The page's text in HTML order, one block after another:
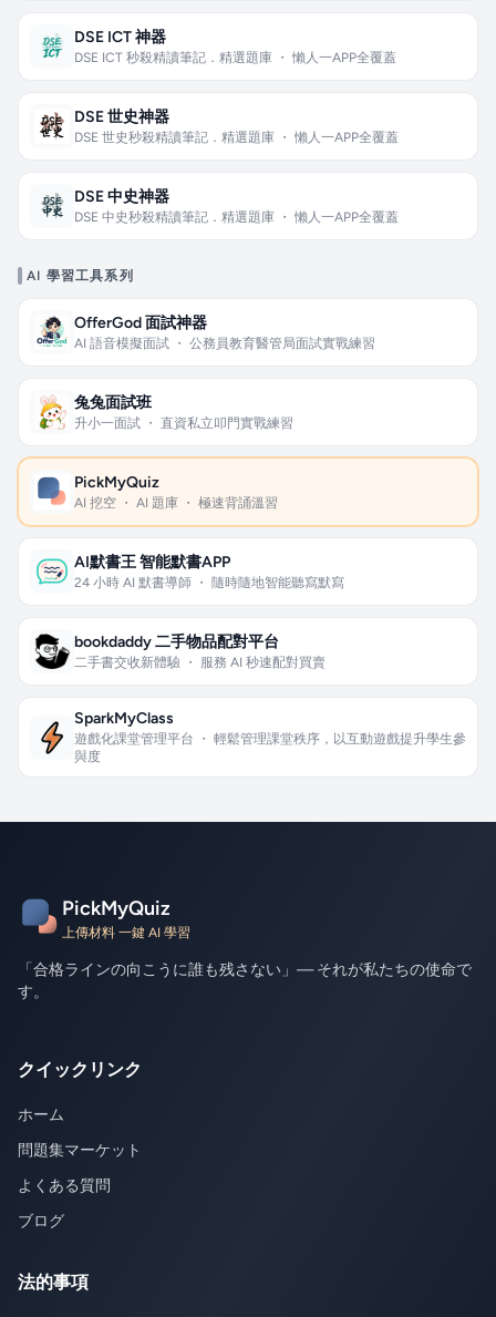
DSE ICT 神器
DSE ICT 秒殺精讀筆記．精選題庫 ・ 懶人一APP全覆蓋
DSE 世史神器
DSE 世史秒殺精讀筆記．精選題庫 ・ 懶人一APP全覆蓋
DSE 中史神器
DSE 中史秒殺精讀筆記．精選題庫 ・ 懶人一APP全覆蓋
AI 學習工具系列
OfferGod 面試神器
AI 語音模擬面試 ・ 公務員教育醫管局面試實戰練習
兔兔面試班
升小一面試 ・ 直資私立叩門實戰練習
PickMyQuiz
AI 挖空 ・ AI 題庫 ・ 極速背誦溫習
AI默書王 智能默書APP
24 小時 AI 默書導師 ・ 隨時隨地智能聽寫默寫
bookdaddy 二手物品配對平台
二手書交收新體驗 ・ 服務 AI 秒速配對買賣
SparkMyClass
遊戲化課堂管理平台 ・ 輕鬆管理課堂秩序，以互動遊戲提升學生參
與度
PickMyQuiz
上傳材料 一鍵 AI 學習
「合格ラインの向こうに誰も残さない」— それが私たちの使命で
す。
クイックリンク
ホーム
問題集マーケット
よくある質問
ブログ
法的事項